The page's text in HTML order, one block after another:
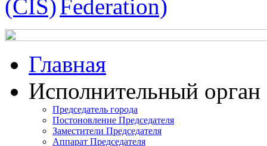
Главная
Исполнительный орган
Председатель города
Постоновление Председателя
Заместители Председателя
Аппарат Председателя